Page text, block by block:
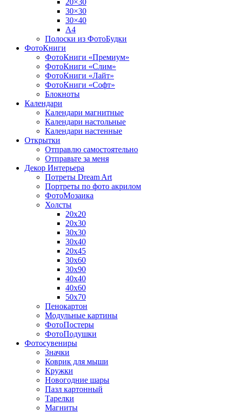
30×30
30×40
A4
Полоски из ФотоБудки
ФотоКниги
ФотоКниги «Премиум»
ФотоКниги «Слим»
ФотоКниги «Лайт»
ФотоКниги «Софт»
Блокноты
Календари
Календари магнитные
Календари настольные
Календари настенные
Открытки
Отправлю самостоятельно
Отправьте за меня
Декор Интерьера
Потреты Dream Art
Портреты по фото акрилом
ФотоМозаика
Холсты
20х20
20х30
30х30
30х40
20х45
30х60
30х90
40х40
40х60
50х70
Пенокартон
Модульные картины
ФотоПостеры
ФотоПодушки
Фотоcувениры
Значки
Коврик для мыши
Кружки
Новогодние шары
Пазл картонный
Тарелки
Магниты